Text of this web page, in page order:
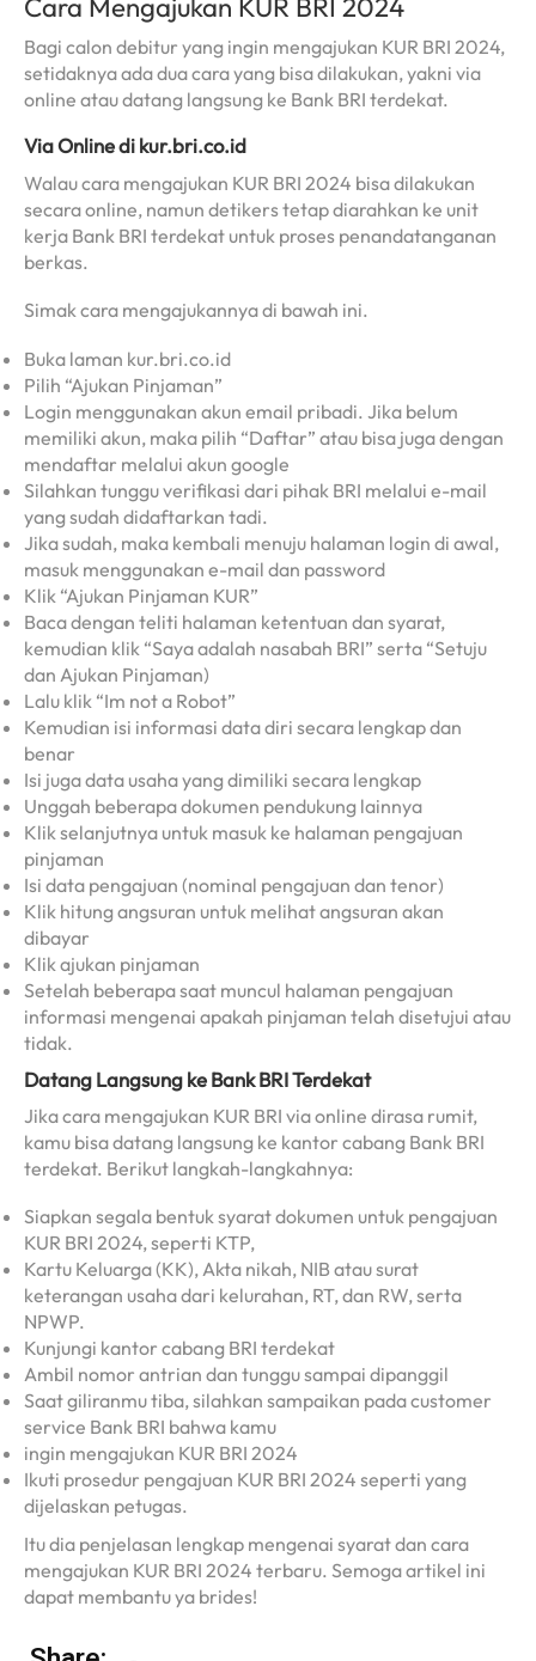
Cara Mengajukan KUR BRI 2024
Bagi calon debitur yang ingin mengajukan KUR BRI 2024,
setidaknya ada dua cara yang bisa dilakukan, yakni via
online atau datang langsung ke Bank BRI terdekat.
Via Online di kur.bri.co.id
Walau cara mengajukan KUR BRI 2024 bisa dilakukan
secara online, namun detikers tetap diarahkan ke unit
kerja Bank BRI terdekat untuk proses penandatanganan
berkas.
Simak cara mengajukannya di bawah ini.
Buka laman kur.bri.co.id
Pilih “Ajukan Pinjaman”
Login menggunakan akun email pribadi. Jika belum
memiliki akun, maka pilih “Daftar” atau bisa juga dengan
mendaftar melalui akun google
Silahkan tunggu verifikasi dari pihak BRI melalui e-mail
yang sudah didaftarkan tadi.
Jika sudah, maka kembali menuju halaman login di awal,
masuk menggunakan e-mail dan password
Klik “Ajukan Pinjaman KUR”
Baca dengan teliti halaman ketentuan dan syarat,
kemudian klik “Saya adalah nasabah BRI” serta “Setuju
dan Ajukan Pinjaman)
Lalu klik “Im not a Robot”
Kemudian isi informasi data diri secara lengkap dan
benar
Isi juga data usaha yang dimiliki secara lengkap
Unggah beberapa dokumen pendukung lainnya
Klik selanjutnya untuk masuk ke halaman pengajuan
pinjaman
Isi data pengajuan (nominal pengajuan dan tenor)
Klik hitung angsuran untuk melihat angsuran akan
dibayar
Klik ajukan pinjaman
Setelah beberapa saat muncul halaman pengajuan
informasi mengenai apakah pinjaman telah disetujui atau
tidak.
Datang Langsung ke Bank BRI Terdekat
Jika cara mengajukan KUR BRI via online dirasa rumit,
kamu bisa datang langsung ke kantor cabang Bank BRI
terdekat. Berikut langkah-langkahnya:
Siapkan segala bentuk syarat dokumen untuk pengajuan
KUR BRI 2024, seperti KTP,
Kartu Keluarga (KK), Akta nikah, NIB atau surat
keterangan usaha dari kelurahan, RT, dan RW, serta
NPWP.
Kunjungi kantor cabang BRI terdekat
Ambil nomor antrian dan tunggu sampai dipanggil
Saat giliranmu tiba, silahkan sampaikan pada customer
service Bank BRI bahwa kamu
ingin mengajukan KUR BRI 2024
Ikuti prosedur pengajuan KUR BRI 2024 seperti yang
dijelaskan petugas.
Itu dia penjelasan lengkap mengenai syarat dan cara
mengajukan KUR BRI 2024 terbaru. Semoga artikel ini
dapat membantu ya brides!